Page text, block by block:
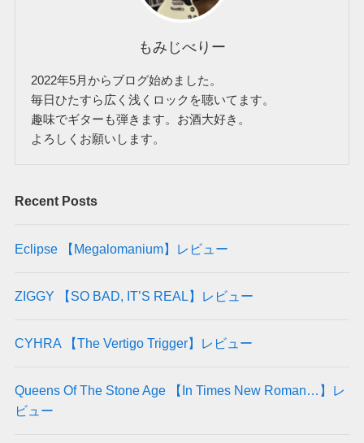
もみじべりー
2022年5月からブログ始めました。
毎日ひたすら広く浅くロックを聴いてます。
趣味でギターも弾きます。お酒大好き。
よろしくお願いします。
Recent Posts
Eclipse 【Megalomanium】レビュー
ZIGGY 【SO BAD, IT’S REAL】レビュー
CYHRA 【The Vertigo Trigger】レビュー
Queens Of The Stone Age 【In Times New Roman…】レ
ビュー